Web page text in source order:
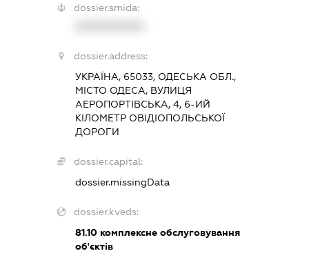
dossier.smida:
dossier.address:
УКРАЇНА, 65033, ОДЕСЬКА ОБЛ.,
МІСТО ОДЕСА, ВУЛИЦЯ
АЕРОПОРТІВСЬКА, 4, 6-ИЙ
КІЛОМЕТР ОВІДІОПОЛЬСЬКОЇ
ДОРОГИ
dossier.capital:
dossier.missingData
dossier.kveds:
81.10комплексне обслуговування
об'єктів